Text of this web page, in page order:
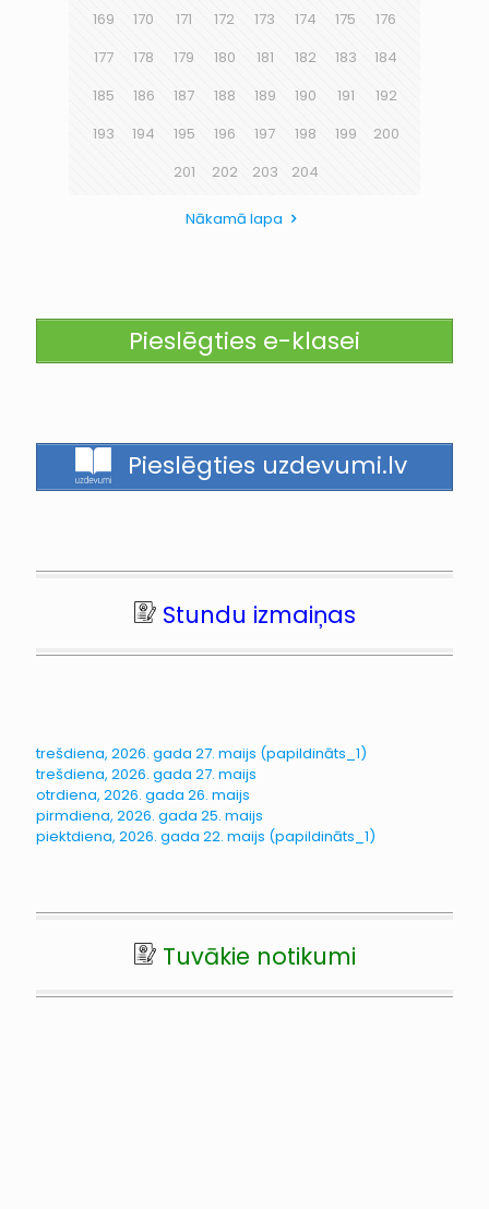
169
170 171 172 173 174 175
176
177
178 179 180 181 182 183
184
185
186 187 188 189 190 191
192
193
194 195 196 197 198 199
200
201
202 203 204
Nākamā lapa
Pieslēgties e-klasei
Pieslēgties uzdevumi.lv
Stundu izmaiņas
trešdiena, 2026. gada 27. maijs (papildināts_1)
trešdiena, 2026. gada 27. maijs
otrdiena, 2026. gada 26. maijs
pirmdiena, 2026. gada 25. maijs
piektdiena, 2026. gada 22. maijs (papildināts_1)
Tuvākie notikumi